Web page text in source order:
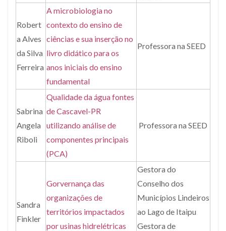
Robert
a Alves
da Silva
Ferreira
A microbiologia no
contexto do ensino de
ciências e sua inserção no
livro didático para os
anos iniciais do ensino
fundamental
Professora na SEED
Sabrina
Angela
Riboli
Qualidade da água fontes
de Cascavel-PR
utilizando análise de
componentes principais
(PCA)
Professora na SEED
Sandra
Finkler
Gorvernança das
organizações de
territórios impactados
por usinas hidrelétricas
Gestora do
Conselho dos
Municípios Lindeiros
ao Lago de Itaipu
Gestora de